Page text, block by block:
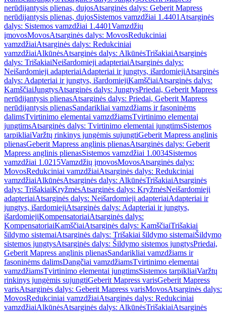
nerūdijantysis plienas, dujosAtsarginės dalys: Geberit Mapress
nerūdijantysis plienas, dujosSistemos vamzdžiai 1.4401 Atsarginės
dalys: Sistemos vamzdžiai 1.4401Vamzdžių
įmovosMovosAtsarginės dalys: MovosRedukciniai
vamzdžiaiAtsarginės dalys: Redukciniai
vamzdžiaiAlkūnėsAtsarginės dalys: AlkūnėsTrišakiaiAtsarginės
dalys: TrišakiaiNeišardomieji adapteriaiAtsarginės dalys:
Neišardomieji adapteriaiAdapteriai ir jungtys, išardomiejiAtsarginės
dalys: Adapteriai ir jungtys, išardomiejiKamščiaiAtsarginės dalys:
KamščiaiJungtysAtsarginės dalys: JungtysPriedai, Geberit Mapress
nerūdijantysis plienasAtsarginės dalys: Priedai, Geberit Mapress
nerūdijantysis plienasSandarikliai vamzdžiams ir fasoninėms
dalimsTvirtinimo elementai vamzdžiamsTvirtinimo elementai
jungtimsAtsarginės dalys: Tvirtinimo elementai jungtimsSistemos
tarpikliaiVaržtų rinkinys jungėmis sujungtiGeberit Mapress anglinis
plienasGeberit Mapress anglinis plienasAtsarginės dalys: Geberit
Mapress anglinis plienasSistemos vamzdžiai 1.0034Sistemos
vamzdžiai 1.0215Vamzdžių įmovosMovosAtsarginės dalys:
MovosRedukciniai vamzdžiaiAtsarginės dalys: Redukciniai
vamzdžiaiAlkūnėsAtsarginės dalys: AlkūnėsTrišakiaiAtsarginės
dalys: TrišakiaiKryžmėsAtsarginės dalys: KryžmėsNeišardomieji
adapteriaiAtsarginės dalys: Neišardomieji adapteriaiAdapteriai ir
jungtys, išardomiejiAtsarginės dalys: Adapteriai ir jungtys,
išardomiejiKompensatoriaiAtsarginės dalys:
KompensatoriaiKamščiaiAtsarginės dalys: KamščiaiTrišakiai
šildymo sistemaiAtsarginės dalys: Trišakiai šildymo sistemaiŠildymo
sistemos jungtysAtsarginės dalys: Šildymo sistemos jungtysPriedai,
Geberit Mapress anglinis plienasSandarikliai vamzdžiams ir
fasoninėms dalimsDangčiai vamzdžiamsTvirtinimo elementai
vamzdžiamsTvirtinimo elementai jungtimsSistemos tarpikliaiVaržtų
rinkinys jungėmis sujungtiGeberit Mapress varisGeberit Mapress
varisAtsarginės dalys: Geberit Mapress varisMovosAtsarginės dalys:
MovosRedukciniai vamzdžiaiAtsarginės dalys: Redukciniai
vamzdžiaiAlkūnėsAtsarginės dalys: AlkūnėsTrišakiaiAtsarginės